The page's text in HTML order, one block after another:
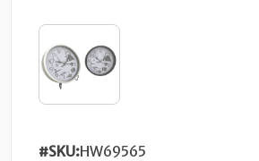
#SKU:HW69565